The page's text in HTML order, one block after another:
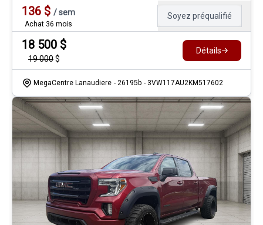
136 $ /sem
Achat 36 mois
Soyez préqualifié
18 500 $
19 000$
Détails
MegaCentre Lanaudiere - 26195b - 3VW117AU2KM517602